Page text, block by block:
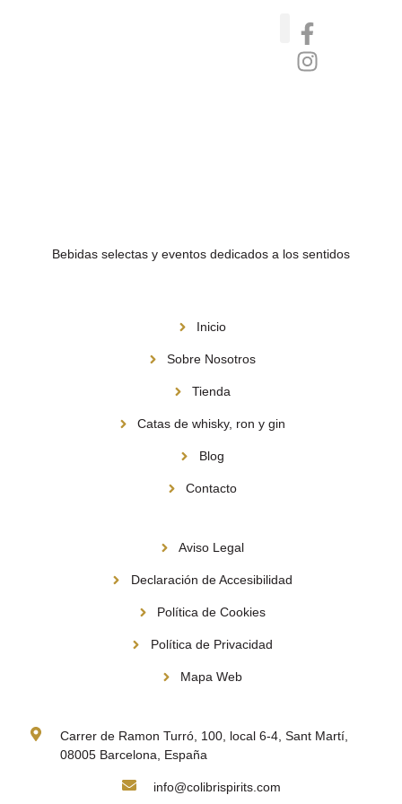
Bebidas selectas y eventos dedicados a los sentidos
Inicio
Sobre Nosotros
Tienda
Catas de whisky, ron y gin
Blog
Contacto
Aviso Legal
Declaración de Accesibilidad
Política de Cookies
Política de Privacidad
Mapa Web
Carrer de Ramon Turró, 100, local 6-4, Sant Martí,
08005 Barcelona, España
info@colibrispirits.com